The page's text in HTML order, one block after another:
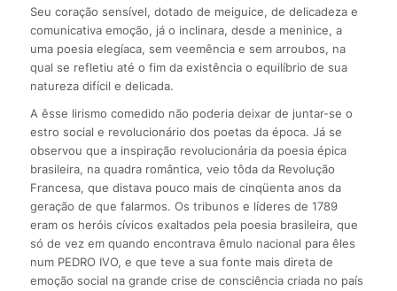
Seu coração sensível, dotado de meiguice, de delicadeza e
comunicativa emoção, já o inclinara, desde a meninice, a
uma poesia elegíaca, sem veemência e sem arroubos, na
qual se refletiu até o fim da existência o equilíbrio de sua
natureza difícil e delicada.
A êsse lirismo comedido não poderia deixar de juntar-se o
estro social e revolucionário dos poetas da época. Já se
observou que a inspiração revolucionária da poesia épica
brasileira, na quadra romântica, veio tôda da Revolução
Francesa, que distava pouco mais de cinqüenta anos da
geração de que falarmos. Os tribunos e líderes de 1789
eram os heróis cívicos exaltados pela poesia brasileira, que
só de vez em quando encontrava êmulo nacional para êles
num PEDRO IVO, e que teve a sua fonte mais direta de
emoção social na grande crise de consciência criada no país